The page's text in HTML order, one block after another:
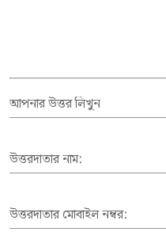
আপনার উত্তর লিখুন
উত্তরদাতার নাম:
উত্তরদাতার মোবাইল নম্বর: